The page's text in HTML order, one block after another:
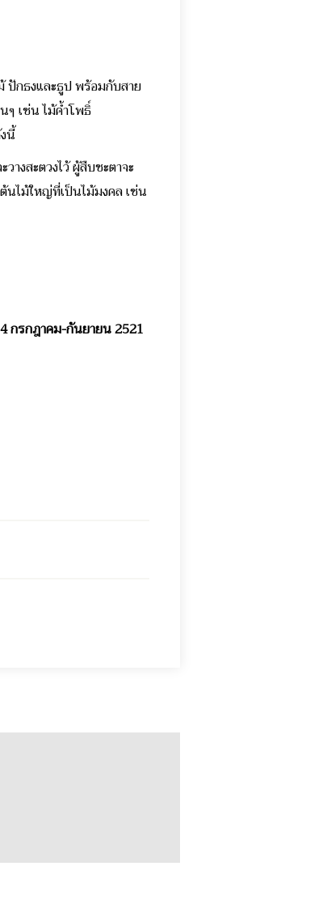
ปักธงและธูป พร้อมกับสาย
ๆ เช่น ไม้ค้ำโพธิ์
นี้
งสะตวงไว้ ผู้สืบชะตาจะ
นไม้ใหญ่ที่เป็นไม้มงคล เช่น
กรกฎาคม-กันยายน 2521